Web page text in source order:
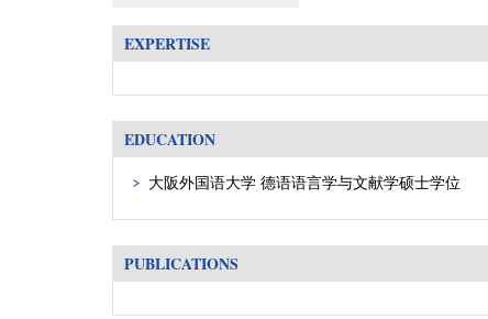
EXPERTISE
EDUCATION
大阪外国语大学 德语语言学与文献学硕士学位
PUBLICATIONS